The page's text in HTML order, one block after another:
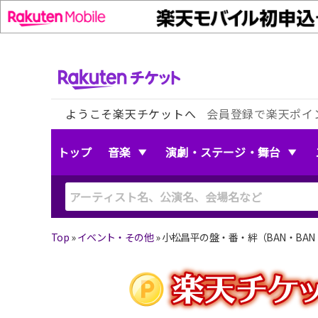
ようこそ楽天チケットへ 会員登録で楽天ポ
トップ 音楽 演劇・ステージ・舞台
Top »イベント・その他»小松昌平の盤・番・絆（BAN・